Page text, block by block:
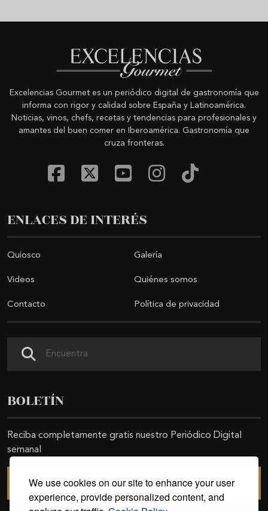
We use cookies on our site to enhance your user
experience, provide personalized content, and
Excelencias Gourmet es un periódico digital de gastronomía que
informa con rigor y calidad sobre España y Latinoamérica.
Noticias, vinos, chefs, recetas y tendencias para profesionales y
amantes del buen comer en Iberoamérica. Gastronomía que
cruza fronteras.
ENLACES DE INTERÉS
Quiosco Galería
Videos Quiénes somos
Contacto Política de privacidad
BOLETÍN
Reciba completamente gratis nuestro Periódico Digital
semanal
SUSCRIBIRSE